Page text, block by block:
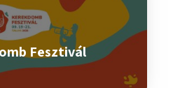
Fesztivál